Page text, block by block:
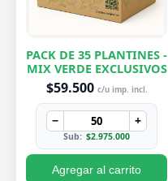
PACK DE 35 PLANTINES -
MIX VERDE EXCLUSIVOS
$59.500 c/u imp. incl.
− +
Sub: $2.975.000
Agregar al carrito